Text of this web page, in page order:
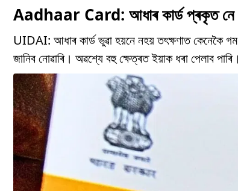
Aadhaar Card: আধাৰ কাৰ্ড প্ৰকৃত নে
UIDAI: আধাৰ কাৰ্ড ভুৱা হয়নে নহয় তৎক্ষণাত কেনেকৈ
জানিব নোৱাৰি। অৱশ্যে বহু ক্ষেত্ৰত ইয়াক ধৰা পেলাব পাৰি।